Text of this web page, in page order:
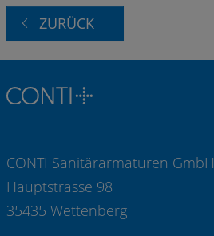
ZURÜCK
CONTI Sanitärarmaturen GmbH
Hauptstrasse 98
35435 Wettenberg